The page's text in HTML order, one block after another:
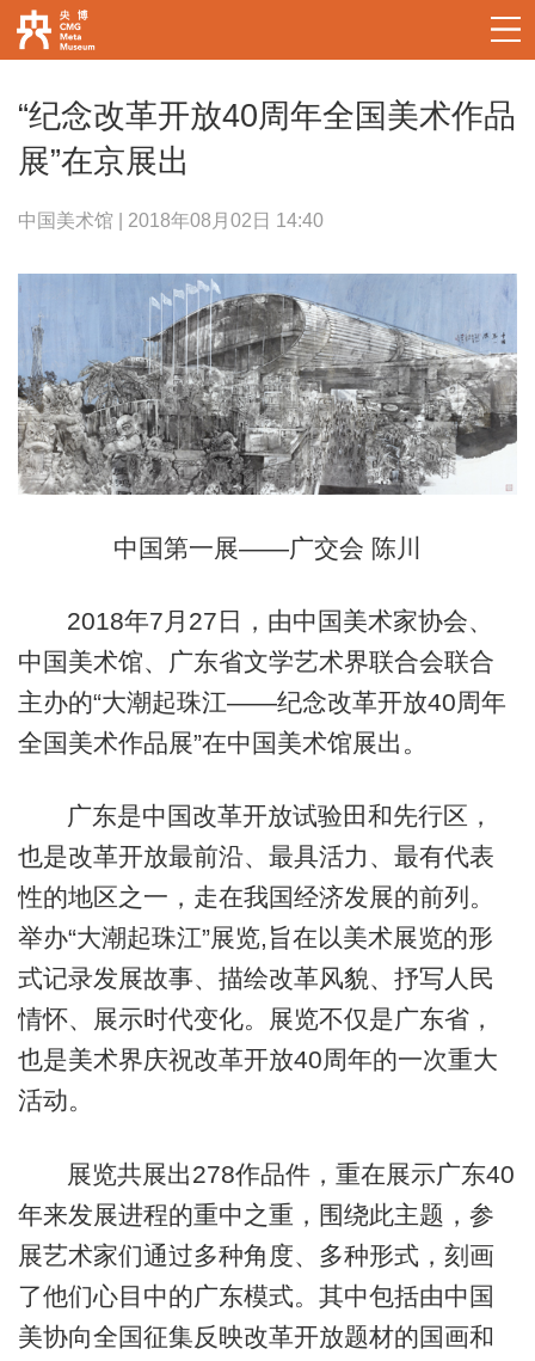
“纪念改革开放40周年全国美术作品
展”在京展出
中国美术馆 | 2018年08月02日 14:40
中国第一展——广交会 陈川
2018年7月27日，由中国美术家协会、
中国美术馆、广东省文学艺术界联合会联合
主办的“大潮起珠江——纪念改革开放40周年
全国美术作品展”在中国美术馆展出。
广东是中国改革开放试验田和先行区，
也是改革开放最前沿、最具活力、最有代表
性的地区之一，走在我国经济发展的前列。
举办“大潮起珠江”展览,旨在以美术展览的形
式记录发展故事、描绘改革风貌、抒写人民
情怀、展示时代变化。展览不仅是广东省，
也是美术界庆祝改革开放40周年的一次重大
活动。
展览共展出278作品件，重在展示广东40
年来发展进程的重中之重，围绕此主题，参
展艺术家们通过多种角度、多种形式，刻画
了他们心目中的广东模式。其中包括由中国
美协向全国征集反映改革开放题材的国画和